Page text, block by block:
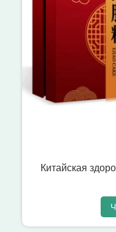
Китайская